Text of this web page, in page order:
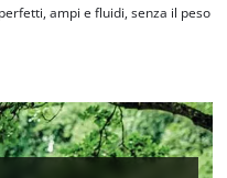
del vostro permesso
not disclosed to the
owner needs to setup
CMP to add this content
ampi e fluidi, senza il peso